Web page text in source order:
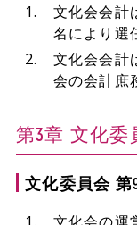
文化会会計
名により選
文化会会計
会の会計庶
第3章 文化委
文化委員会 第